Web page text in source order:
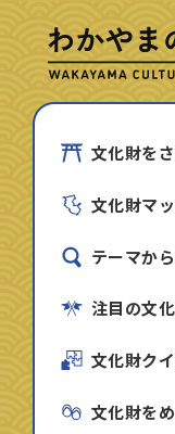
文化財を
文化財マ
テーマか
注目の文
文化財ク
文化財を